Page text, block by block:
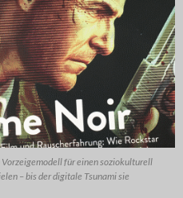
für einen soziokulturell
– bis der digitale Tsunami sie